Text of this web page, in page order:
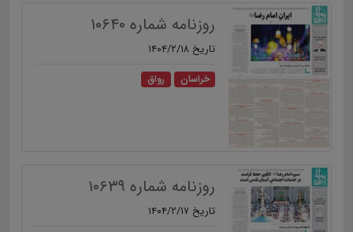
روزنامه شماره ۱۰۶۴۰
تاریخ ۱۴۰۴/۲/۱۸
خراسان رواق
روزنامه شماره ۱۰۶۳۹
تاریخ ۱۴۰۴/۲/۱۷